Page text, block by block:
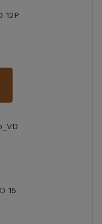
12P
15